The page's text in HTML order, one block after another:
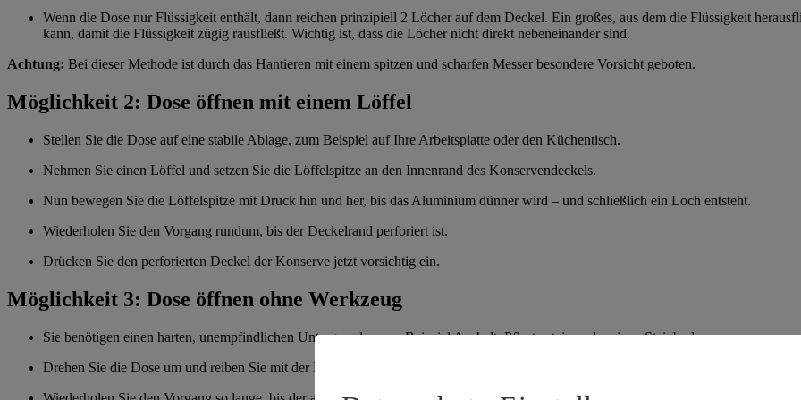
Wenn die Dose nur Flüssigkeit enthält, dann reichen prinzipiell 2 Löcher auf dem Deckel. Ein großes, aus dem die Flüssigkeit
kann, damit die Flüssigkeit zügig rausfließt. Wichtig ist, dass die Löcher nicht direkt nebeneinander sind.
Achtung: Bei dieser Methode ist durch das Hantieren mit einem spitzen und scharfen Messer besondere Vorsicht geboten.
Möglichkeit 2: Dose öffnen mit einem Löffel
Stellen Sie die Dose auf eine stabile Ablage, zum Beispiel auf Ihre Arbeitsplatte oder den Küchentisch.
Nehmen Sie einen Löffel und setzen Sie die Löffelspitze an den Innenrand des Konservendeckels.
Nun bewegen Sie die Löffelspitze mit Druck hin und her, bis das Aluminium dünner wird – und schließlich ein Loch entsteht.
Wiederholen Sie den Vorgang rundum, bis der Deckelrand perforiert ist.
Drücken Sie den perforierten Deckel der Konserve jetzt vorsichtig ein.
Möglichkeit 3: Dose öffnen ohne Werkzeug
Sie benötigen einen harten, unempfindlichen Untergrund – zum Beispiel Asphalt, Pflastersteine oder einen Steinboden.
Drehen Sie die Dose um und reiben Sie mit der Deckelseite über den harten Untergrund.